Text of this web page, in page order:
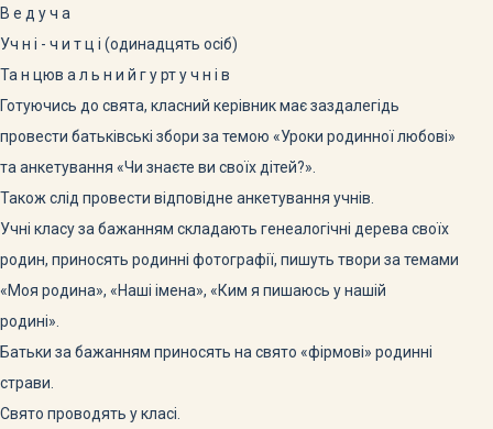
В е д у ч а
Уч н і - ч и т ц і (одинадцять осіб)
Та н цюв а л ь н и й г у рт у ч н і в
Готуючись до свята, класний керівник має заздалегідь
провести батьківські збори за темою «Уроки родинної любові»
та анкетування «Чи знаєте ви своїх дітей?».
Також слід провести відповідне анкетування учнів.
Учні класу за бажанням складають генеалогічні дерева своїх
родин, приносять родинні фотографії, пишуть твори за темами
«Моя родина», «Наші імена», «Ким я пишаюсь у нашій
родині».
Батьки за бажанням приносять на свято «фірмові» родинні
страви.
Свято проводять у класі.